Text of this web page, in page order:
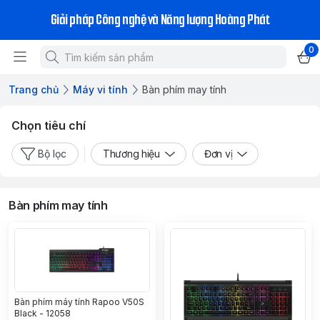
Giải pháp Công nghệ và Năng lượng Hoàng Phát
0
Trang chủ Máy vi tính Bàn phím may tính
Chọn tiêu chí
Bộ lọc Thương hiệu Đơn vị
Bàn phím may tính
Bàn phím máy tính Rapoo V50S
Black - 12058